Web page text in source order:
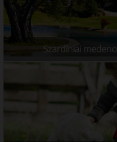
Szardíniai